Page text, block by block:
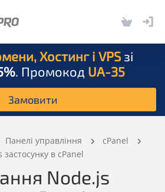
Хостинг і VPS зі
. Промокод UA-35
Замовити
Панелі управління
сPanel
в cPanel
Node.js